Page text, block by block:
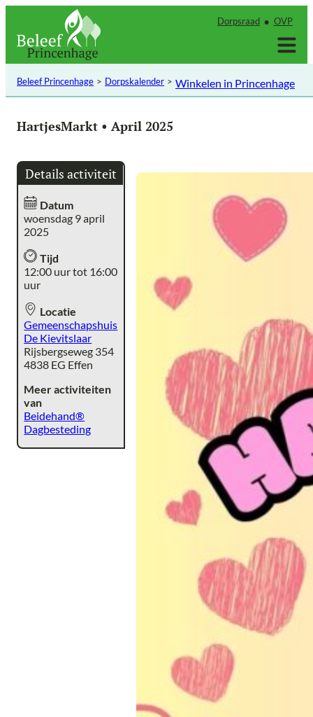
inhoud
Dorpsraad OVP
Beleef Princenhage Dorpskalender Winkelen in Princenhage
HartjesMarkt • April 2025
Details activiteit
Datum
woensdag 9 april
2025
Tijd
12:00 uur tot 16:00
uur
Locatie
Gemeenschapshuis
De Kievitslaar
Rijsbergseweg 354
4838 EG Effen
Meer activiteiten
van
Beidehand®
Dagbesteding